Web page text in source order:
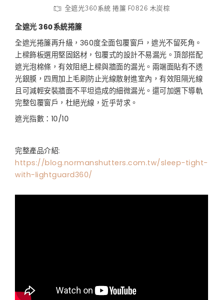
全遮光360系統 捲簾 F0826 木炭棕
全遮光 360系統捲簾
全遮光捲簾再升級，360度全面包覆窗戶，遮光不留死角。
上樑飾板選用堅固鋁材，包覆式的設計不易漏光。頂部搭配
遮光泡棉條，有效阻絕上樑與牆面的漏光。兩端面貼有不透
光銀膜，四周加上毛刷防止光線散射進室內，有效阻隔光線
且可減輕安裝牆面不平坦造成的細微漏光。還可加選下導軌
完整包覆窗戶，杜絕光線，近乎苛求。
遮光指數：10/10
完整產品介紹:
https://blog.normanshutters.com.tw/sleep-tight-
with-lightguard360/